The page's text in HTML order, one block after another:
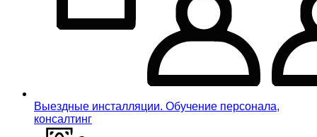
Выездные инсталляции. Обучение персонала,
консалтинг